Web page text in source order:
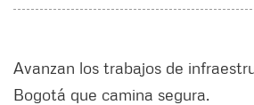
Avanzan los trabajos de
Bogotá que camina segura.